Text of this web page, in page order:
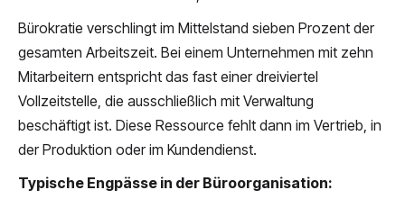
Bürokratie verschlingt im Mittelstand sieben Prozent der
gesamten Arbeitszeit. Bei einem Unternehmen mit zehn
Mitarbeitern entspricht das fast einer dreiviertel
Vollzeitstelle, die ausschließlich mit Verwaltung
beschäftigt ist. Diese Ressource fehlt dann im Vertrieb, in
der Produktion oder im Kundendienst.
Typische Engpässe in der Büroorganisation: